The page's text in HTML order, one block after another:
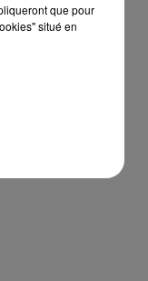
que pour
situé en